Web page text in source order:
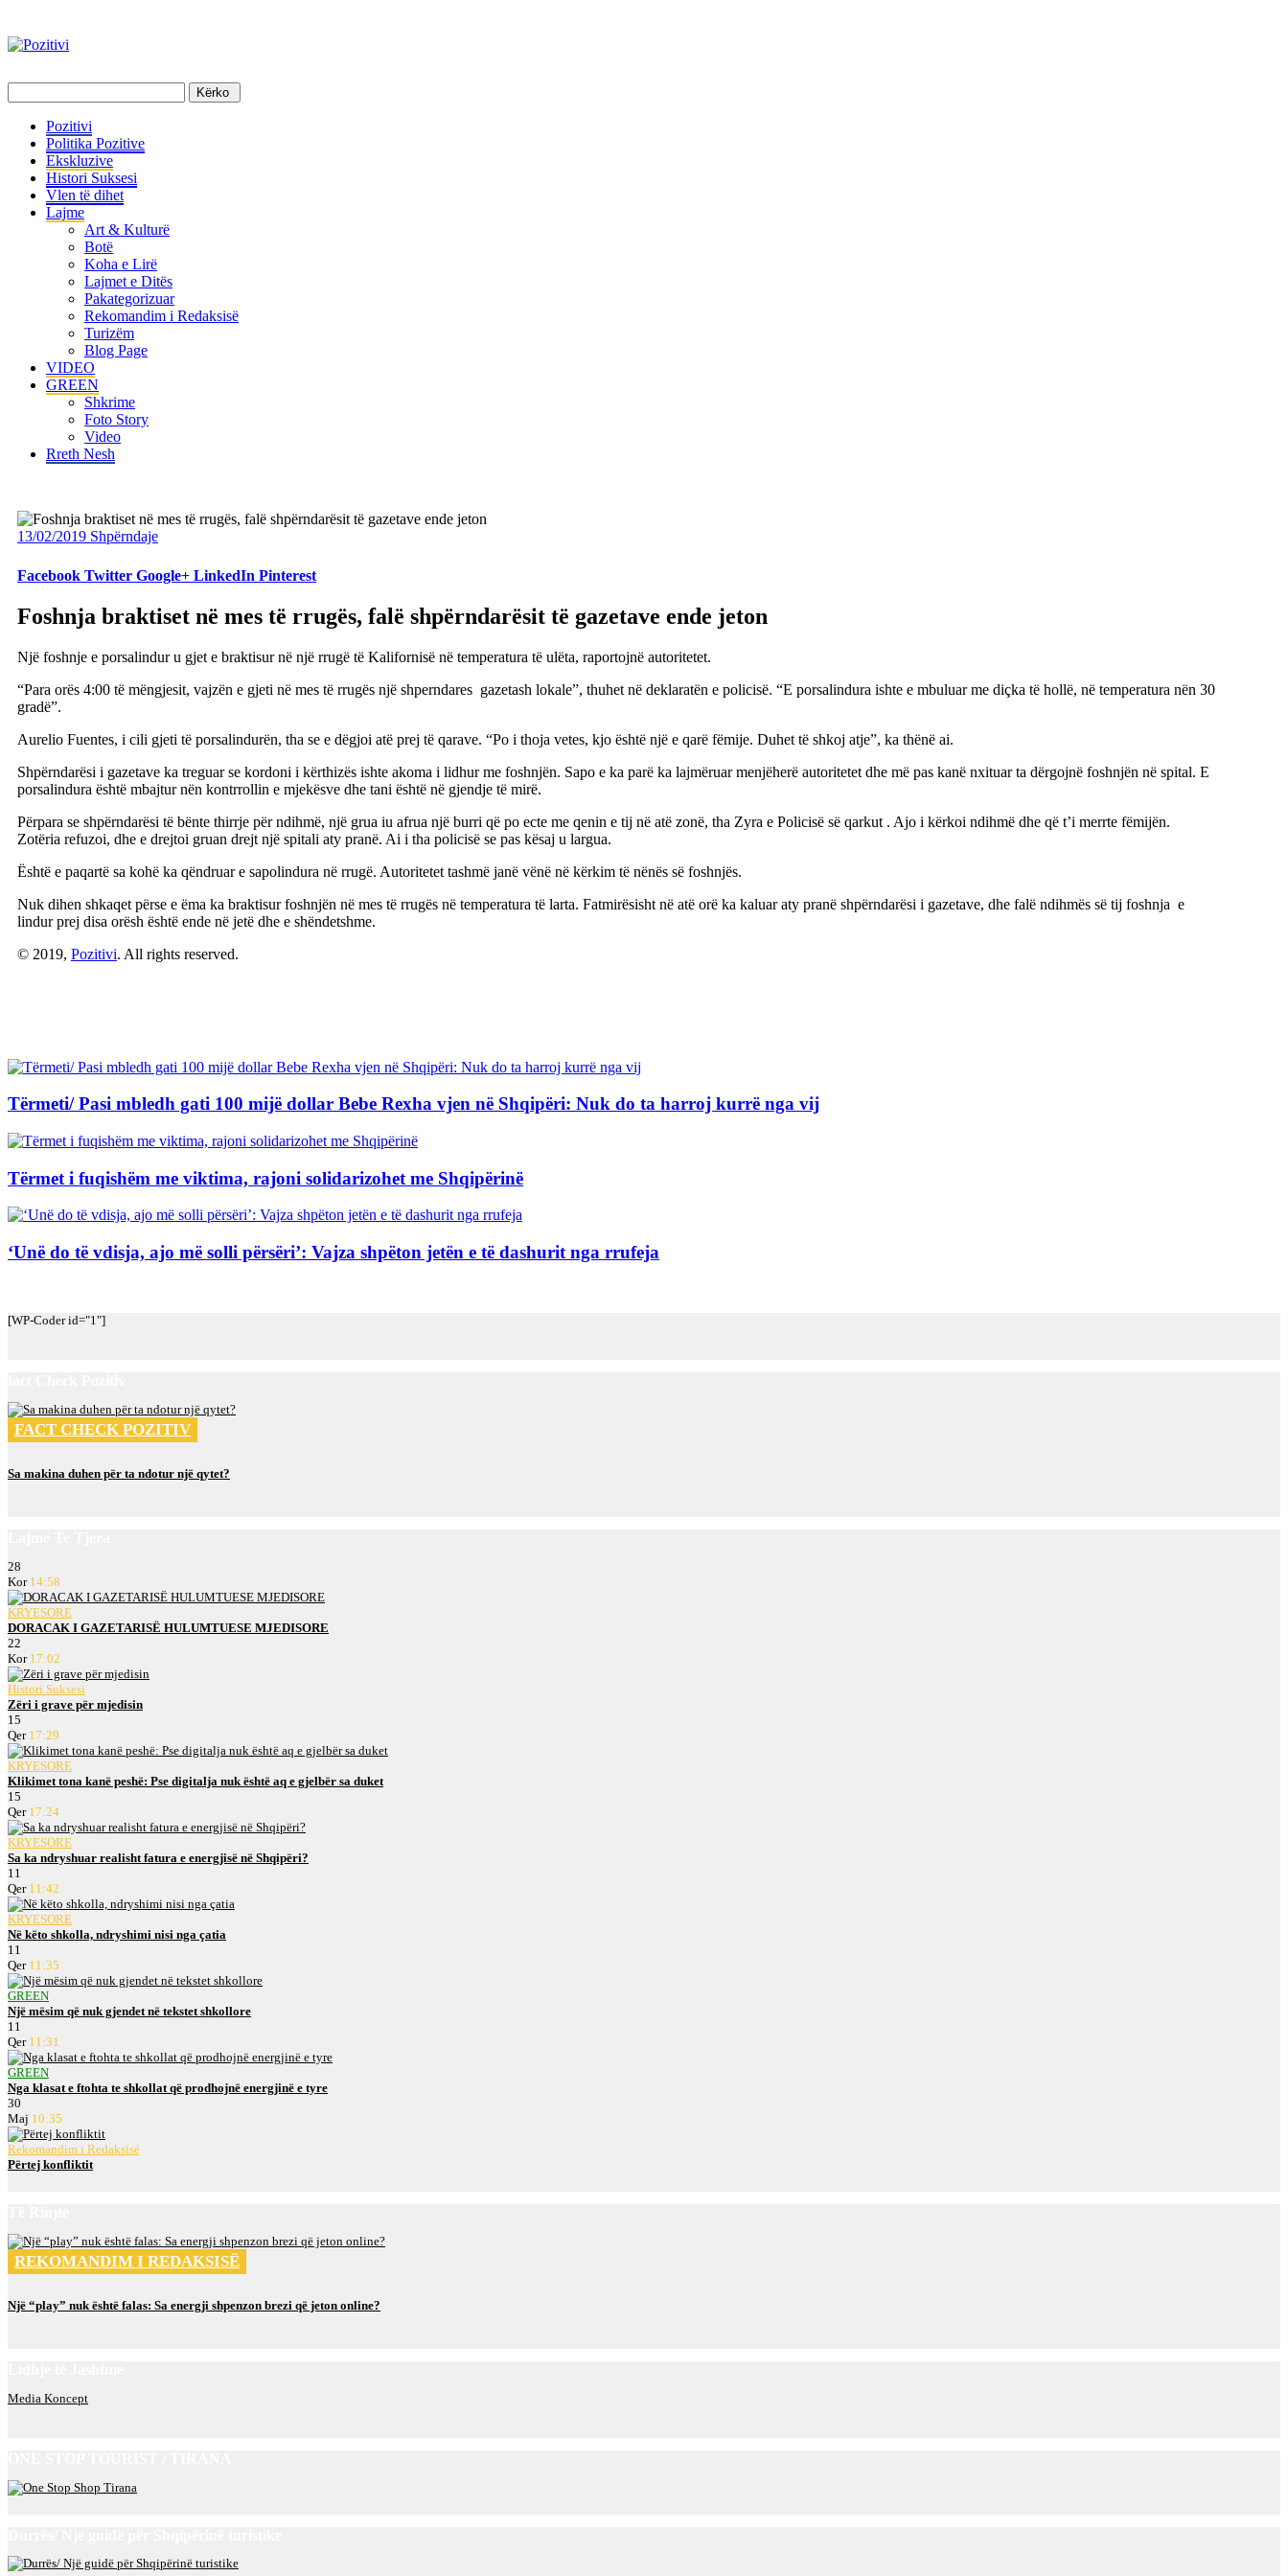
Pozitivi
Politika Pozitive
Ekskluzive
Histori Suksesi
Vlen të dihet
Lajme
Art & Kulturë
Botë
Koha e Lirë
Lajmet e Ditës
Pakategorizuar
Rekomandim i Redaksisë
Turizëm
Blog Page
VIDEO
GREEN
Shkrime
Foto Story
Video
Rreth Nesh
13/02/2019 Shpërndaje
Facebook Twitter Google+ LinkedIn Pinterest
Foshnja braktiset në mes të rrugës, falë shpërndarësit të gazetave ende jeton
Një foshnje e porsalindur u gjet e braktisur në një rrugë të Kalifornisë në temperatura të ulëta, raportojnë autoritetet.
“Para orës 4:00 të mëngjesit, vajzën e gjeti në mes të rrugës një shperndares gazetash lokale”, thuhet në deklaratën e policisë. “E porsalindura ishte e mbuluar me diçka të hollë, në temperatura nën 30
gradë”.
Aurelio Fuentes, i cili gjeti të porsalindurën, tha se e dëgjoi atë prej të qarave. “Po i thoja vetes, kjo është një e qarë fëmije. Duhet të shkoj atje”, ka thënë ai.
Shpërndarësi i gazetave ka treguar se kordoni i kërthizës ishte akoma i lidhur me foshnjën. Sapo e ka parë ka lajmëruar menjëherë autoritetet dhe më pas kanë nxituar ta dërgojnë foshnjën në spital. E
porsalindura është mbajtur nën kontrrollin e mjekësve dhe tani është në gjendje të mirë.
Përpara se shpërndarësi të bënte thirrje për ndihmë, një grua iu afrua një burri që po ecte me qenin e tij në atë zonë, tha Zyra e Policisë së qarkut . Ajo i kërkoi ndihmë dhe që t’i merrte fëmijën.
Zotëria refuzoi, dhe e drejtoi gruan drejt një spitali aty pranë. Ai i tha policisë se pas kësaj u largua.
Është e paqartë sa kohë ka qëndruar e sapolindura në rrugë. Autoritetet tashmë janë vënë në kërkim të nënës së foshnjës.
Nuk dihen shkaqet përse e ëma ka braktisur foshnjën në mes të rrugës në temperatura të larta. Fatmirësisht në atë orë ka kaluar aty pranë shpërndarësi i gazetave, dhe falë ndihmës së tij foshnja e
lindur prej disa orësh është ende në jetë dhe e shëndetshme.
© 2019, Pozitivi. All rights reserved.
Tërmeti/ Pasi mbledh gati 100 mijë dollar Bebe Rexha vjen në Shqipëri: Nuk do ta harroj kurrë nga vij
Tërmet i fuqishëm me viktima, rajoni solidarizohet me Shqipërinë
‘Unë do të vdisja, ajo më solli përsëri’: Vajza shpëton jetën e të dashurit nga rrufeja
[WP-Coder id="1"]
FACT CHECK POZITIV
Sa makina duhen për ta ndotur një qytet?
28
Kor 14:58
KRYESORE
DORACAK I GAZETARISË HULUMTUESE MJEDISORE
22
Kor 17:02
Histori Suksesi
Zëri i grave për mjedisin
15
Qer 17:29
KRYESORE
Klikimet tona kanë peshë: Pse digitalja nuk është aq e gjelbër sa duket
15
Qer 17:24
KRYESORE
Sa ka ndryshuar realisht fatura e energjisë në Shqipëri?
11
Qer 11:42
KRYESORE
Në këto shkolla, ndryshimi nisi nga çatia
11
Qer 11:35
GREEN
Një mësim që nuk gjendet në tekstet shkollore
11
Qer 11:31
GREEN
Nga klasat e ftohta te shkollat që prodhojnë energjinë e tyre
30
Maj 10:35
Rekomandim i Redaksisë
Përtej konfliktit
REKOMANDIM I REDAKSISË
Një “play” nuk është falas: Sa energji shpenzon brezi që jeton online?
Media Koncept